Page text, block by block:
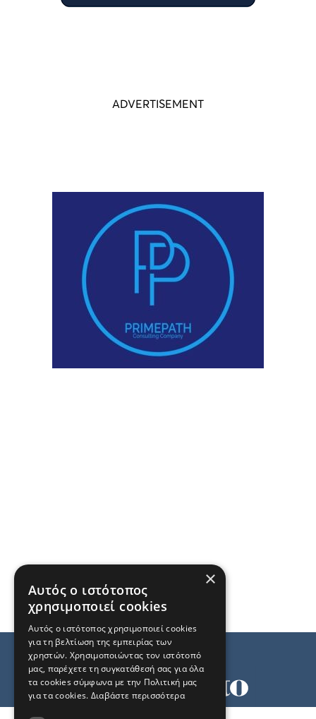
×
Αυτός ο ιστότοπος
χρησιμοποιεί cookies
Αυτός ο ιστότοπος χρησιμοποιεί cookies
για τη βελτίωση της εμπειρίας των
χρηστών. Χρησιμοποιώντας τον ιστότοπό
μας, παρέχετε τη συγκατάθεσή σας για όλα
τα cookies σύμφωνα με την Πολιτική μας
για τα cookies. Διαβάστε περισσότερα